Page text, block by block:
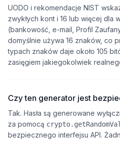
UODO i rekomendacje NIST
zwykłych kont i 16 lub więcej dla
(bankowość, e-mail, Profil
domyślnie używa 16 znaków, co
typach znaków daje około 105
zasięgiem jakiegokolwiek
Czy ten generator jest
Tak. Hasła są generowane
za pomocą
bezpiecznego interfejsu API.